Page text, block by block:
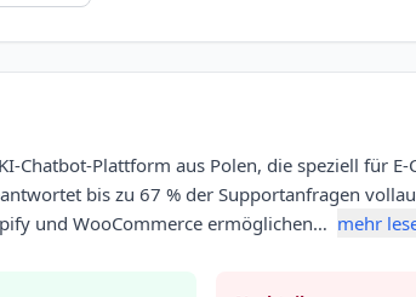
Chatbot-Plattform aus Polen, die speziell für
bis zu 67 % der Supportanfragen
und WooCommerce ermöglichen… mehr